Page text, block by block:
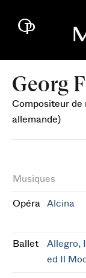
Georg
Compositeur de
allemande)
Musiques
Opéra Alcina
Ballet
Allegro,
ed Il